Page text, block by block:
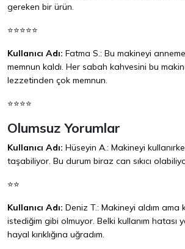
gereken bir ürün.
⭐⭐⭐⭐⭐
Kullanıcı Adı: Fatma S.: Bu makineyi
memnun kaldı. Her sabah kahvesini bu
lezzetinden çok memnun.
⭐⭐⭐⭐
Olumsuz Yorumlar
Kullanıcı Adı: Hüseyin A.: Makineyi
taşabiliyor. Bu durum biraz can sıkıcı
⭐⭐
Kullanıcı Adı: Deniz T.: Makineyi aldım ama
istediğim gibi olmuyor. Belki kullanım hatası
hayal kırıklığına uğradım.